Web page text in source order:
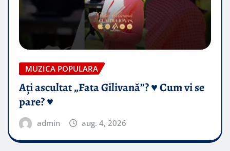
MUZICA POPULARA
Ați ascultat „Fata Gilivană”? ♥️ Cum vi se
pare? ♥️
admin aug. 4, 2026